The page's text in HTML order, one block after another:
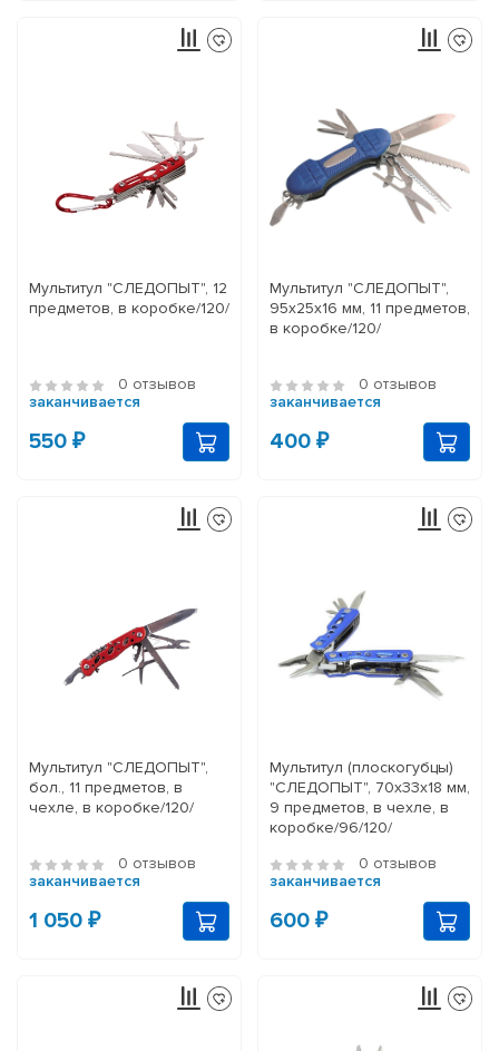
Мультитул "СЛЕДОПЫТ", 12
предметов, в коробке/120/
0 отзывов
заканчивается
550 ₽
Мультитул "СЛЕДОПЫТ",
95х25х16 мм, 11 предметов,
в коробке/120/
0 отзывов
заканчивается
400 ₽
Мультитул "СЛЕДОПЫТ",
бол., 11 предметов, в
чехле, в коробке/120/
0 отзывов
заканчивается
1 050 ₽
Мультитул (плоскогубцы)
"СЛЕДОПЫТ", 70х33х18 мм,
9 предметов, в чехле, в
коробке/96/120/
0 отзывов
заканчивается
600 ₽